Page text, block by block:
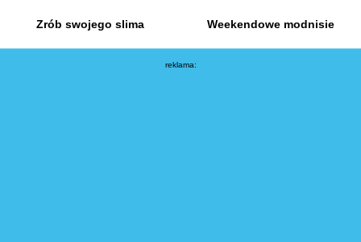
Zrób swojego slima Weekendowe modnisie
reklama: